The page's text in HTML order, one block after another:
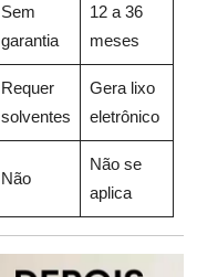
Sem
garantia
12 a 36
meses
Requer
solventes
Gera lixo
eletrônico
Não
Não se
aplica